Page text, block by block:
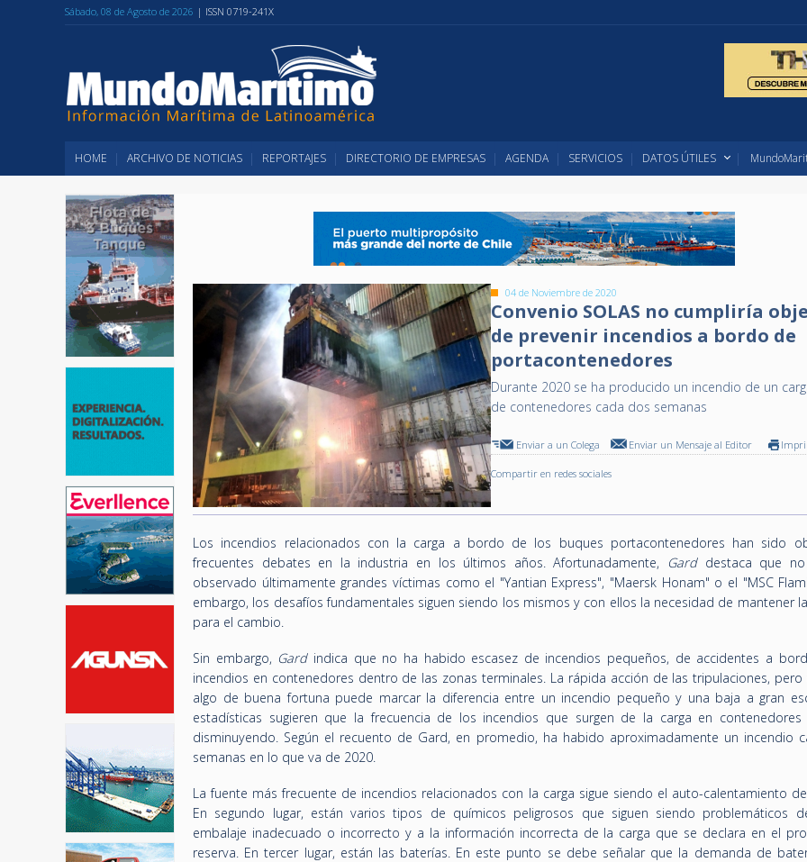
Sábado, 08 de Agosto de 2026 | ISSN 0719-241X
HOME ARCHIVO DE NOTICIAS REPORTAJES DIRECTORIO DE EMPRESAS AGENDA SERVICIOS DATOS ÚTILES
04 de Noviembre de 2020
Convenio SOLAS no cumpliría
de prevenir incendios a bordo de
portacontenedores
Durante 2020 se ha producido un incendio de un
de contenedores cada dos semanas
Enviar a un Colega Enviar un Mensaje al Editor
Compartir en redes sociales
Los incendios relacionados con la carga a bordo de los buques portacontenedores han sido
frecuentes debates en la industria en los últimos años. Afortunadamente,
Garddestaca que
observado últimamente grandes víctimas como el "Yantian Express", "Maersk Honam" o el "MSC
embargo, los desafíos fundamentales siguen siendo los mismos y con ellos la necesidad de mantener
para el cambio.
Sin embargo, Gardindica que no ha habido escasez de incendios pequeños, de accidentes a
incendios en contenedores dentro de las zonas terminales. La rápida acción de las tripulaciones, pero
algo de buena fortuna puede marcar la diferencia entre un incendio pequeño y una baja a gran
estadísticas sugieren que la frecuencia de los incendios que surgen de la carga en
disminuyendo. Según el recuento de Gard, en promedio, ha habido aproximadamente un incendio
semanas en lo que va de 2020.
La fuente más frecuente de incendios relacionados con la carga sigue siendo el auto-calentamiento
En segundo lugar, están varios tipos de químicos peligrosos que siguen siendo problemáticos
embalaje inadecuado o incorrecto y a la información incorrecta de la carga que se declara en el
reserva. En tercer lugar, están las baterías. En este punto se debe señalar que la demanda de